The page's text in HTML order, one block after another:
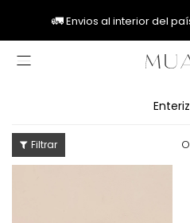
🚛
🚚
🚛Envios al interior del
🚚
